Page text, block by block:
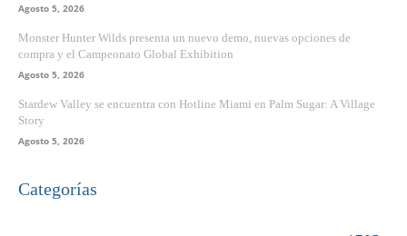
Agosto 5, 2026
Monster Hunter Wilds presenta un nuevo demo, nuevas opciones de
compra y el Campeonato Global Exhibition
Agosto 5, 2026
Stardew Valley se encuentra con Hotline Miami en Palm Sugar: A Village
Story
Agosto 5, 2026
Categorías